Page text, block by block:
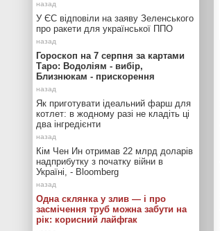
У ЄС відповіли на заяву Зеленського
про ракети для української ППО
Гороскоп на 7 серпня за картами
Таро: Водоліям - вибір,
Близнюкам - прискорення
Як приготувати ідеальний фарш для
котлет: в жодному разі не кладіть ці
два інгредієнти
Кім Чен Ин отримав 22 млрд доларів
надприбутку з початку війни в
Україні, - Bloomberg
Одна склянка у злив — і про
засмічення труб можна забути на
рік: корисний лайфгак